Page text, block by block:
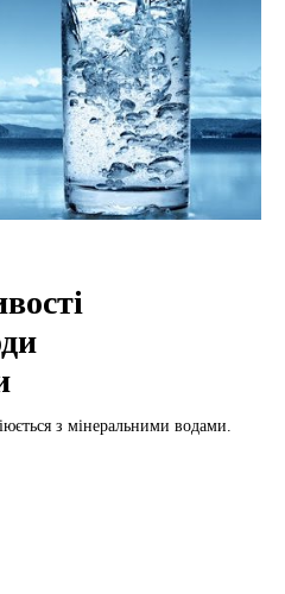
з мінеральними водами.